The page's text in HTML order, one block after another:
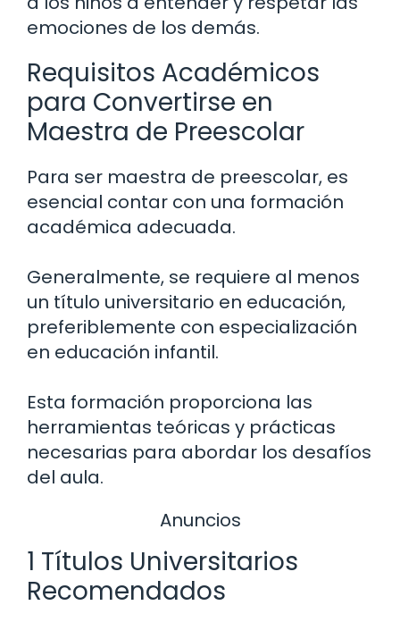
emociones de los demás.
Requisitos Académicos
para Convertirse en
Maestra de Preescolar
Para ser maestra de preescolar, es
esencial contar con una formación
académica adecuada.
Generalmente, se requiere al menos
un título universitario en educación,
preferiblemente con especialización
en educación infantil.
Esta formación proporciona las
herramientas teóricas y prácticas
necesarias para abordar los desafíos
del aula.
Anuncios
1 Títulos Universitarios
Recomendados